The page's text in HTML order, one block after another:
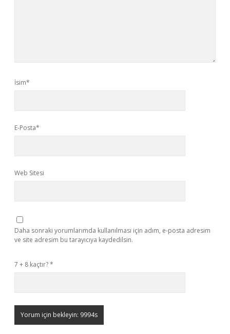
İsim*
E-Posta*
Web Sitesi
Daha sonraki yorumlarımda kullanılması için adım, e-posta adresim
ve site adresim bu tarayıcıya kaydedilsin.
7 + 8 kaçtır?*